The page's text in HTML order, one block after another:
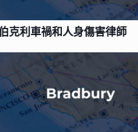
克利車禍和人身傷害律師